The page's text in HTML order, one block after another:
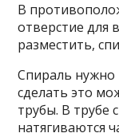
В
отверстие для
разместить,
Спираль нужно
сделать это
трубы. В трубе
натягиваются